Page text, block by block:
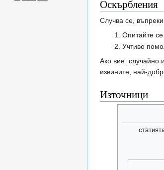
Оскърбления
Случва се,
Опитайте
Учтиво
Ако вие, случайно
извините, най-
Източници